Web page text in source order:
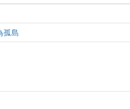
孤島